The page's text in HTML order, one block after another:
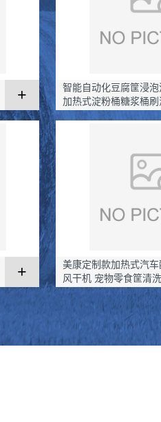
+
智能自动化豆腐筐浸
加热式淀粉桶糖浆桶
+
美康定制款加热式汽
风干机 宠物零食筐清